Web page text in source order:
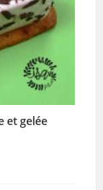
et gelée